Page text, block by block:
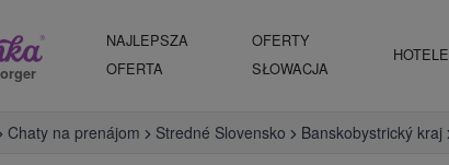
NAJLEPSZA
OFERTA
OFERTY
SŁOWACJA
HOTELE
Chaty na prenájom Stredné Slovensko Banskobystrický kraj